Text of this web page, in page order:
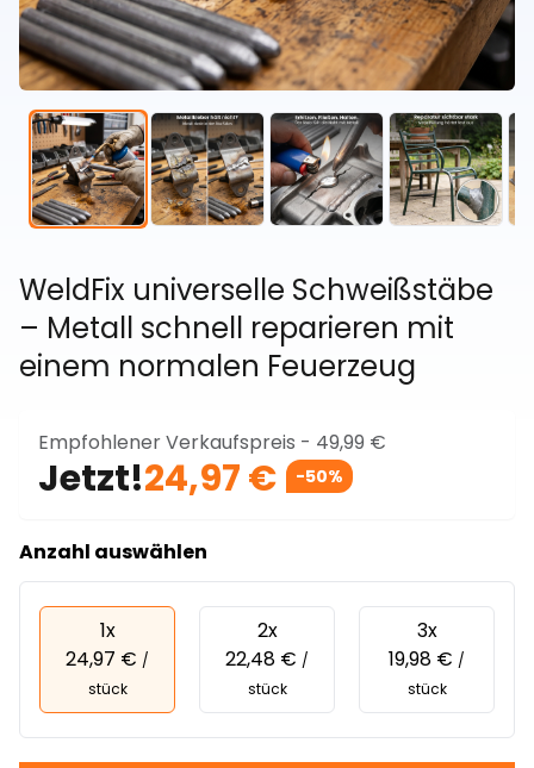
WeldFix universelle Schweißstäbe
– Metall schnell reparieren mit
einem normalen Feuerzeug
Empfohlener Verkaufspreis - 49,99 €
Jetzt!24,97 € -50%
Anzahl auswählen
1x
24,97 € /
stück
2x
22,48 € /
stück
3x
19,98 € /
stück